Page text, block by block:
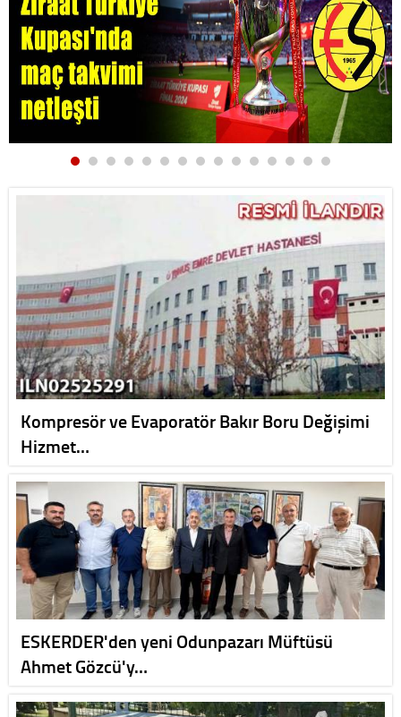
Kompresör ve Evaporatör Bakır Boru Değişimi
Hizmet…
ESKERDER'den yeni Odunpazarı Müftüsü
Ahmet Gözcü'y…